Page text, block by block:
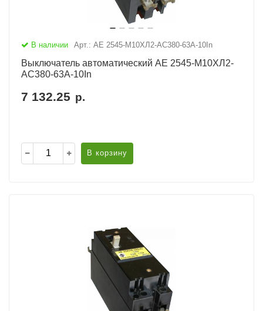
В наличии Арт.: АЕ 2545-М10ХЛ2-AC380-63А-10In
Выключатель автоматический АЕ 2545-М10ХЛ2-
AC380-63А-10In
7 132.25 р.
В корзину